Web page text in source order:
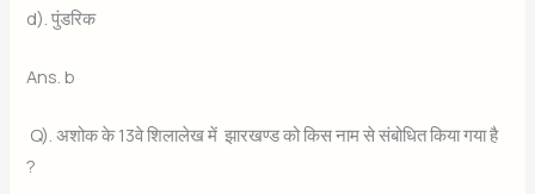
d). पुंडरिक
Ans. b
Q). अशोक के 13वे शिलालेख में झारखण्ड को किस नाम से संबोधित किया गया है
?